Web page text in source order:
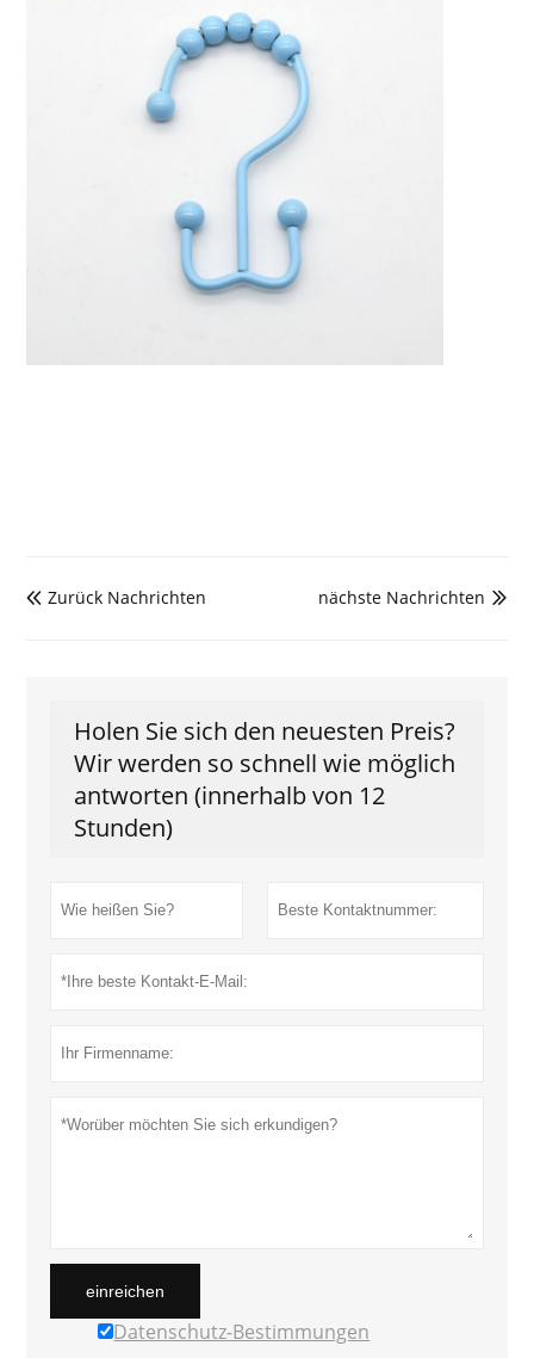
 Zurück Nachrichten 
nächste Nachrichten
Holen Sie sich den neuesten Preis?
Wir werden so schnell wie möglich
antworten (innerhalb von 12
Stunden)
einreichen
Datenschutz-Bestimmungen